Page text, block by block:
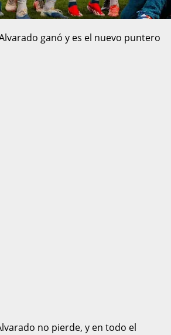
ganó y es el nuevo puntero
no pierde, y en todo el